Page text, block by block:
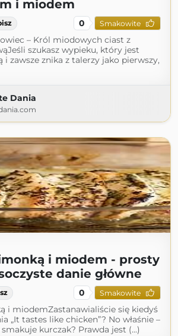
i miodem
0 Smakowite
– Król miodowych ciast z
szukasz wypieku, który jest
i zawsze znika z talerzy jako pierwszy,
Dania
i miodem - prosty
danie główne
0 Smakowite
i miodemZastanawialiście się kiedyś
„It tastes like chicken”? No właśnie –
kurczak? Prawda jest (...)